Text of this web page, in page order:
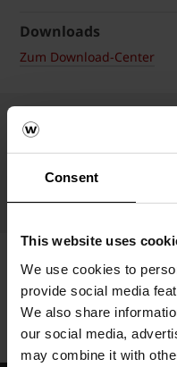
Consent
This website uses
We use cookies to
provide social media
We also share
our social media,
may combine it with
Downloads
Zum Download-Center
Technische Daten
Produkte Wand
Ergänzungsziegel
S8-MW